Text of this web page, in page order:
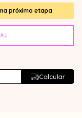
próxima etapa
Calcular